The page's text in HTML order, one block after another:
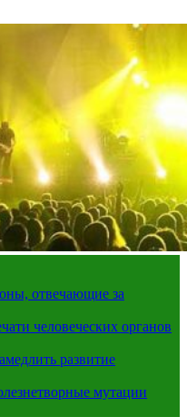
отвечающие за
человеческих органов
развитие
мутации